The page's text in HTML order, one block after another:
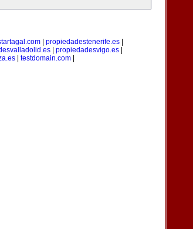
| propiedadestenerife.es|
| propiedadesvigo.es|
| testdomain.com|